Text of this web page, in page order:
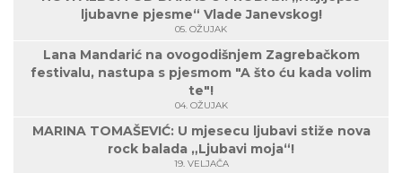
ljubavne pjesme“ Vlade Janevskog!
05. OŽUJAK
Lana Mandarić na ovogodišnjem Zagrebačkom
festivalu, nastupa s pjesmom "A što ću kada volim
te"!
04. OŽUJAK
MARINA TOMAŠEVIĆ: U mjesecu ljubavi stiže nova
rock balada „Ljubavi moja“!
19. VELJAČA